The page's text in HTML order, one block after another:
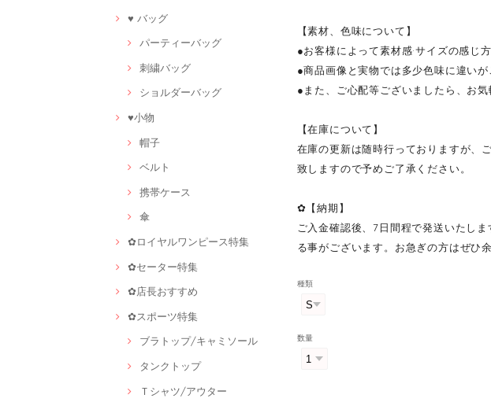
♥ バッグ
パーティーバッグ
刺繍バッグ
ショルダーバッグ
♥小物
帽子
ベルト
携帯ケース
傘
✿ロイヤルワンピース特集
✿セーター特集
✿店長おすすめ
✿スポーツ特集
ブラトップ/キャミソール
タンクトップ
Ｔシャツ/アウター
【素材、色味について】
●お客様によって素材感·サイズの感じ
●商品画像と実物では多少色味に違い
●また、ご心配等ございましたら、お
【在庫について】
在庫の更新は随時行っておりますが、
致しますので予めご了承ください。
✿【納期】
ご入金確認後、7日間程で発送いたし
る事がございます。お急ぎの方はぜひ
種類
数量